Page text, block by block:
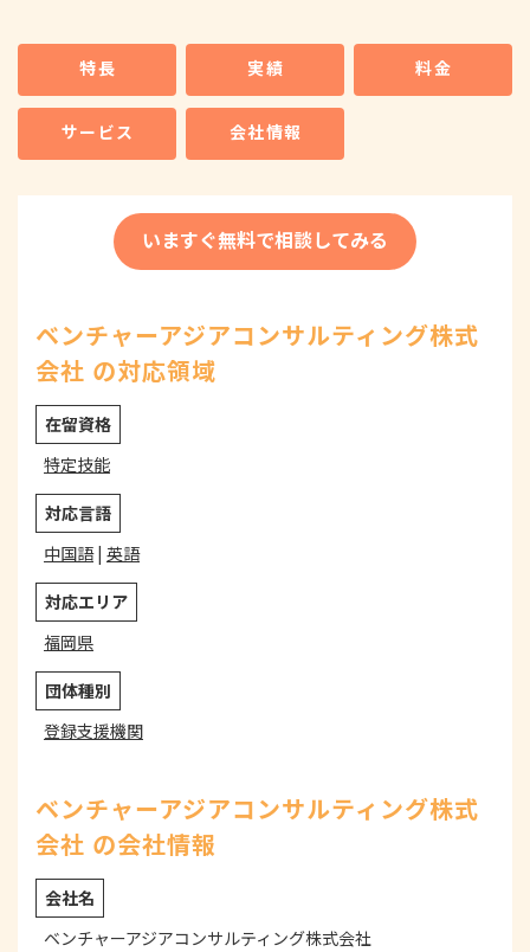
特長 実績 料金
サービス 会社情報
いますぐ無料で相談してみる
ベンチャーアジアコンサルティング株式
会社 の対応領域
在留資格
特定技能
対応言語
中国語| 英語
対応エリア
福岡県
団体種別
登録支援機関
ベンチャーアジアコンサルティング株式
会社 の会社情報
会社名
ベンチャーアジアコンサルティング株式会社